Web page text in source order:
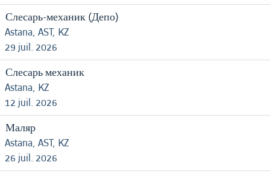
Слесарь-механик (Депо)
Astana, AST, KZ
29 juil. 2026
Слесарь механик
Astana, KZ
12 juil. 2026
Маляр
Astana, AST, KZ
26 juil. 2026